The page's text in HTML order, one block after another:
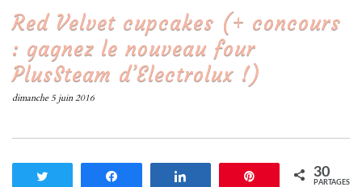
Red Velvet cupcakes (+ concours
: gagnez le nouveau four
PlusSteam d’Electrolux !)
dimanche 5 juin 2016
Enregistrer30
PARTAGES